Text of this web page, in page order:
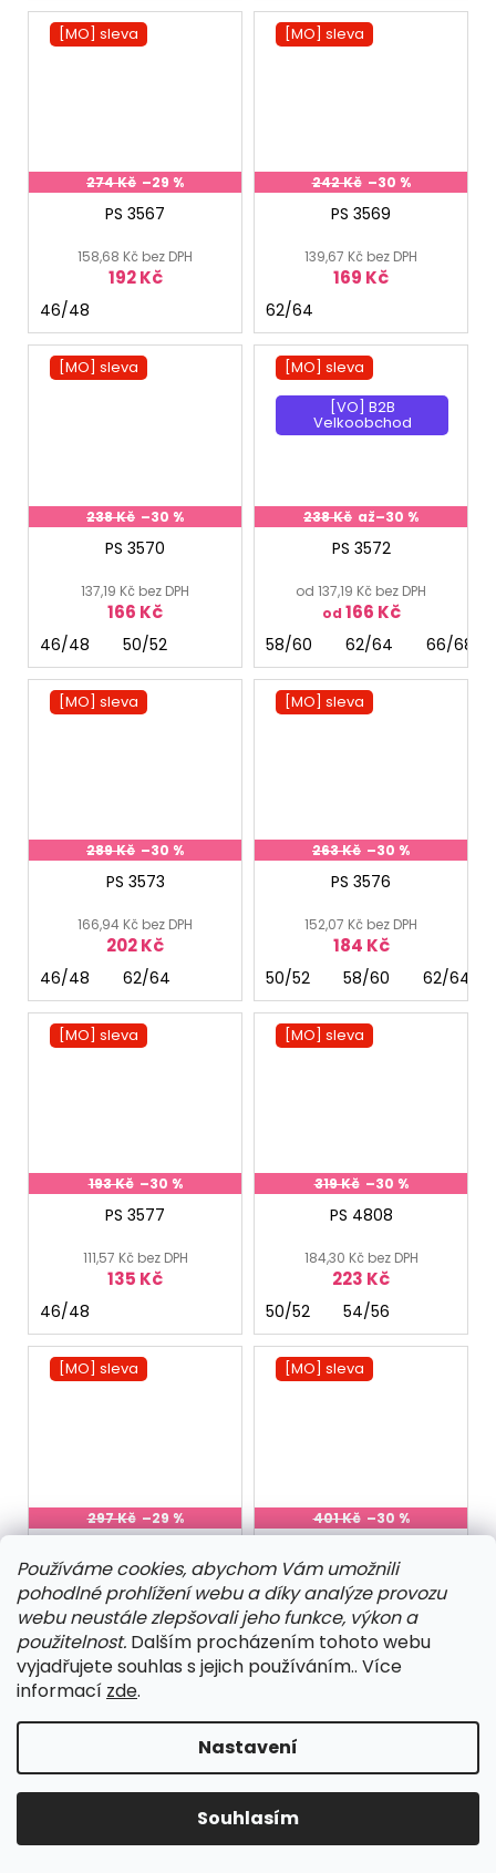
Používáme cookies, abychom Vám umožnili
pohodlné prohlížení webu a díky analýze provozu
webu neustále zlepšovali jeho funkce, výkon a
použitelnost. Dalším procházením tohoto webu
vyjadřujete souhlas s jejich používáním.. Více
informací zde.
Nastavení
Souhlasím
[MO] sleva
274 Kč –29 %
PS 3567
158,68 Kč bez DPH
192 Kč
46/48
[MO] sleva
242 Kč –30 %
PS 3569
139,67 Kč bez DPH
169 Kč
62/64
[MO] sleva
238 Kč –30 %
PS 3570
137,19 Kč bez DPH
166 Kč
46/48 50/52
[MO] sleva
[VO] B2B
Velkoobchod
238 Kč až–30 %
PS 3572
od 137,19 Kč bez DPH
od 166 Kč
58/60 62/64 66/68
[MO] sleva
289 Kč –30 %
PS 3573
166,94 Kč bez DPH
202 Kč
46/48 62/64
[MO] sleva
263 Kč –30 %
PS 3576
152,07 Kč bez DPH
184 Kč
50/52 58/60 62/64
[MO] sleva
193 Kč –30 %
PS 3577
111,57 Kč bez DPH
135 Kč
46/48
[MO] sleva
319 Kč –30 %
PS 4808
184,30 Kč bez DPH
223 Kč
50/52 54/56
[MO] sleva
297 Kč –29 %
171,90 Kč bez DPH
208 Kč
58/60 62/64
[MO] sleva
401 Kč –30 %
231,40 Kč bez DPH
280 Kč
62/64
[MO] sleva
398 Kč –30 % 411 Kč –29 %